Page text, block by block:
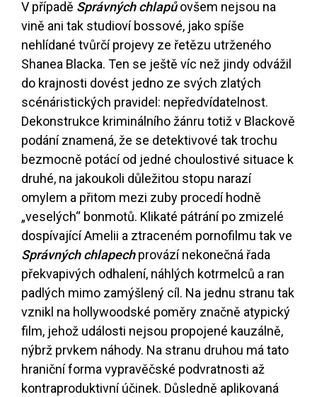
V případě Správných chlapůovšem nejsou na
vině ani tak studioví bossové, jako spíše
nehlídané tvůrčí projevy ze řetězu utrženého
Shanea Blacka. Ten se ještě víc než jindy odvážil
do krajnosti dovést jedno ze svých zlatých
scénáristických pravidel: nepředvídatelnost.
Dekonstrukce kriminálního žánru totiž v Blackově
podání znamená, že se detektivové tak trochu
bezmocně potácí od jedné choulostivé situace k
druhé, na jakoukoli důležitou stopu narazí
omylem a přitom mezi zuby procedí hodně
„veselých“ bonmotů. Klikaté pátrání po zmizelé
dospívající Amelii a ztraceném pornofilmu tak ve
Správných chlapechprovází nekonečná řada
překvapivých odhalení, náhlých kotrmelců a ran
padlých mimo zamýšlený cíl. Na jednu stranu tak
vznikl na hollywoodské poměry značně atypický
film, jehož události nejsou propojené kauzálně,
nýbrž prvkem náhody. Na stranu druhou má tato
hraniční forma vypravěčské podvratnosti až
kontraproduktivní účinek. Důsledně aplikovaná